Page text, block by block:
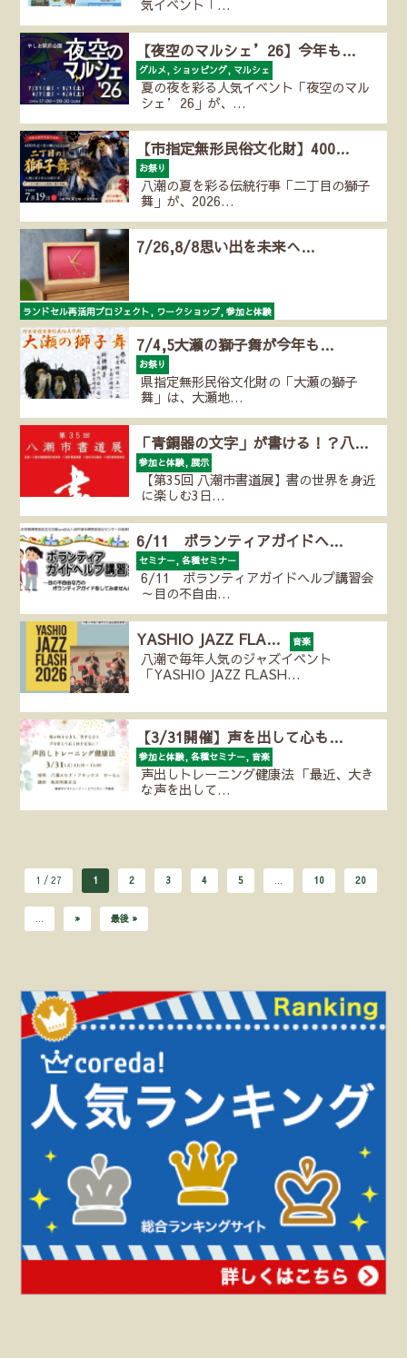
気イベント「…
【夜空のマルシェ’26】今年も…
グルメ, ショッピング, マルシェ
夏の夜を彩る人気イベント「夜空のマル
シェ’26」が、…
【市指定無形民俗文化財】400…
お祭り
八潮の夏を彩る伝統行事「二丁目の獅子
舞」が、2026…
7/26,8/8思い出を未来へ…
ランドセル再活用プロジェクト, ワークショップ, 参加と体験
6年間、大切に使ったランドセル。卒業後、そのままし…
7/4,5大瀬の獅子舞が今年も…
お祭り
県指定無形民俗文化財の「大瀬の獅子
舞」は、大瀬地…
「青銅器の文字」が書ける！？八…
参加と体験, 展示
【第35回 八潮市書道展】書の世界を身近
に楽しむ3日…
6/11 ボランティアガイドヘ…
セミナー, 各種セミナー
6/11 ボランティアガイドヘルプ講習会
～目の不自由…
YASHIO JAZZ FLA… 音楽
八潮で毎年人気のジャズイベント
「YASHIO JAZZ FLASH…
【3/31開催】声を出して心も…
参加と体験, 各種セミナー, 音楽
声出しトレーニング健康法 「最近、大き
な声を出して…
1 / 27 1 2 3 4 5 10 20
» 最後 »